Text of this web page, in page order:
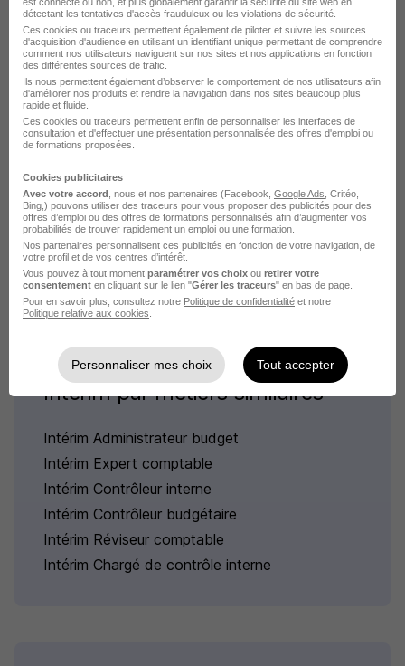
Emplois & formations
Stage Auditeur comptable
Alternance Auditeur comptable
Emploi Auditeur comptable
Entreprises Auditeur comptable
Métier Auditeur comptable
Intérim par métiers similaires
Intérim Administrateur budget
Intérim Expert comptable
Intérim Contrôleur interne
Intérim Contrôleur budgétaire
Intérim Réviseur comptable
Intérim Chargé de contrôle interne
détectant les tentatives d'accès frauduleux ou les violations de sécurité.
Ces cookies ou traceurs permettent également de piloter et suivre les sources
d'acquisition d'audience en utilisant un identifiant unique permettant de comprendre
comment nos utilisateurs naviguent sur nos sites et nos applications en fonction
des différentes sources de trafic.
Ils nous permettent également d’observer le comportement de nos utilisateurs afin
d'améliorer nos produits et rendre la navigation dans nos sites beaucoup plus
rapide et fluide.
Ces cookies ou traceurs permettent enfin de personnaliser les interfaces de
consultation et d'effectuer une présentation personnalisée des offres d'emploi ou
de formations proposées.
Cookies publicitaires
Avec votre accord , nous et nos partenaires (Facebook, Google Ads , Critéo,
Bing,) pouvons utiliser des traceurs pour vous proposer des publicités pour des
offres d’emploi ou des offres de formations personnalisés afin d’augmenter vos
probabilités de trouver rapidement un emploi ou une formation.
Nos partenaires personnalisent ces publicités en fonction de votre navigation, de
votre profil et de vos centres d’intérêt.
Vous pouvez à tout moment paramétrer vos choix ou retirer votre
consentement en cliquant sur le lien "Gérer les traceurs" en bas de page.
Pour en savoir plus, consultez notre Politique de confidentialité et notre
Politique relative aux cookies
Personnaliser mes choix Tout accepter